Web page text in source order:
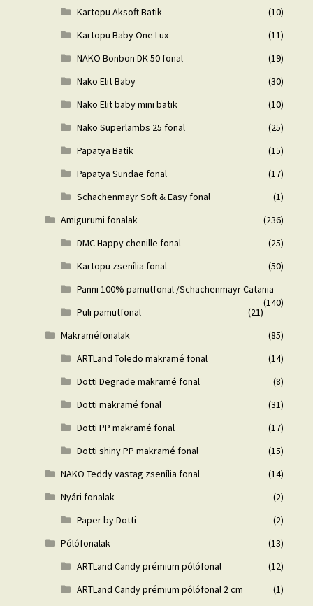
Kartopu Aksoft Batik
(10)
Kartopu Baby One Lux
(11)
NAKO Bonbon DK 50 fonal
(19)
Nako Elit Baby
(30)
Nako Elit baby mini batik
(10)
Nako Superlambs 25 fonal
(25)
Papatya Batik
(15)
Papatya Sundae fonal
(17)
Schachenmayr Soft & Easy fonal
(1)
Amigurumi fonalak
(236)
DMC Happy chenille fonal
(25)
Kartopu zsenília fonal
(50)
Panni 100% pamutfonal /Schachenmayr Catania
(140)
Puli pamutfonal
(21)
Makraméfonalak
(85)
ARTLand Toledo makramé fonal
(14)
Dotti Degrade makramé fonal
(8)
Dotti makramé fonal
(31)
Dotti PP makramé fonal
(17)
Dotti shiny PP makramé fonal
(15)
NAKO Teddy vastag zsenília fonal
(14)
Nyári fonalak
(2)
Paper by Dotti
(2)
Pólófonalak
(13)
ARTLand Candy prémium pólófonal
(12)
ARTLand Candy prémium pólófonal 2 cm
(1)